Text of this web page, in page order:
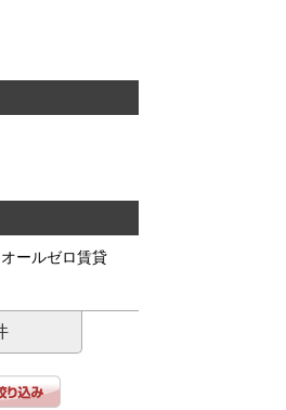
オールゼロ賃貸